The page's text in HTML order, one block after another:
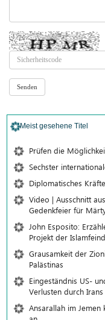
Meist gesehene Titel
Prüfen die
Sechster
Diplomatisches
Video | Ausschnitt
Gedenkfeier für
John Esposito:
Projekt der
Grausamkeit der
Palästinas
Eingeständnis US-
Verlusten durch
Ansarallah im